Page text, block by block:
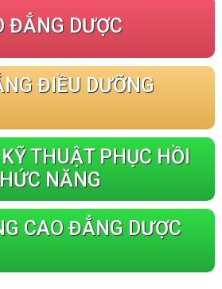
ĐẲNG DƯỢC
ĐIỀU DƯỠNG
THUẬT PHỤC HỒI
NĂNG
CAO ĐẲNG DƯỢC